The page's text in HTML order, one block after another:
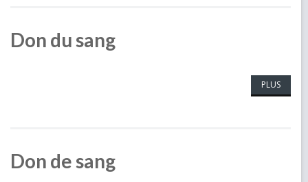
Don du sang
PLUS
Don de sang